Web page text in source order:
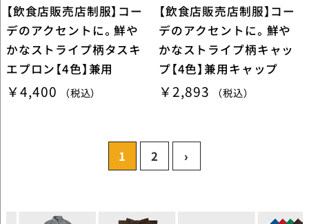
【飲食店販売店制服】コー
デのアクセントに。鮮や
かなストライプ柄タスキ
エプロン【4色】兼用
￥4,400 （税込）
【飲食店販売店制服】コー
デのアクセントに。鮮や
かなストライプ柄キャッ
プ【4色】兼用キャップ
￥2,893 （税込）
1 2 ›